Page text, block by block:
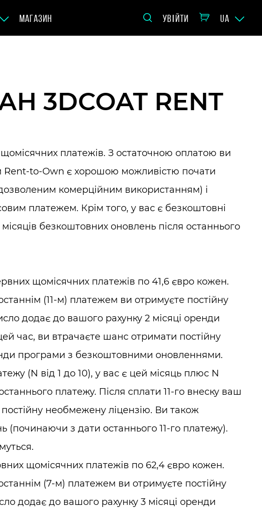
МАГАЗИН УВІЙТИ UA
3DCOAT RENT
платежів. З остаточною оплатою ви
Rent-to-Own є хорошою можливістю почати
комерційним використанням) і
платежем. Крім того, у вас є безкоштовні
безкоштовних оновлень після останнього
щомісячних платежів по 41,6 євро кожен.
(11-м) платежем ви отримуєте постійну
додає до вашого рахунку 2 місяці оренди
час, ви втрачаєте шанс отримати постійну
програми з безкоштовними оновленнями.
(N від 1 до 10), у вас є цей місяць плюс N
платежу. Після сплати 11-го внеску ваш
необмежену ліцензію. Ви також
(починаючи з дати останнього 11-го платежу).
щомісячних платежів по 62,4 євро кожен.
(7-м) платежем ви отримуєте постійну
додає до вашого рахунку 3 місяці оренди